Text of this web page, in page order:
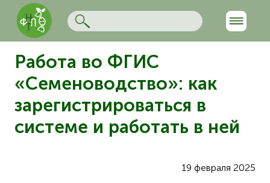
Работа во ФГИС
«Семеноводство»: как
зарегистрироваться в
системе и работать в ней
19 февраля 2025